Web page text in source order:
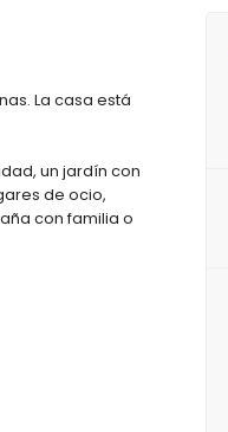
La casa está
un jardín con
de ocio,
con familia o